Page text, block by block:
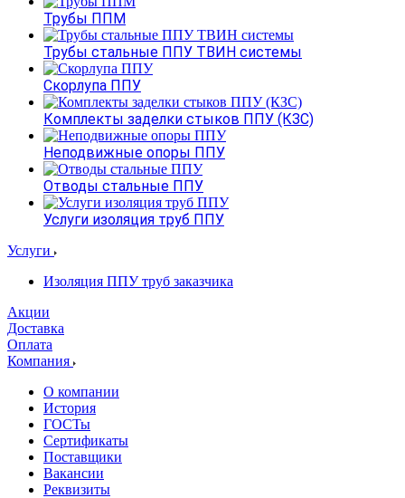
Трубы ППМ
Трубы стальные ППУ ТВИН системы
Скорлупа ППУ
Комплекты заделки стыков ППУ (КЗС)
Неподвижные опоры ППУ
Отводы стальные ППУ
Услуги изоляция труб ППУ
Услуги
Изоляция ППУ труб заказчика
Акции
Доставка
Оплата
Компания
О компании
История
ГОСТы
Сертификаты
Поставщики
Вакансии
Реквизиты